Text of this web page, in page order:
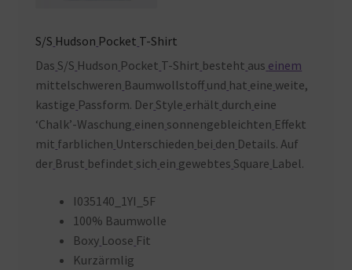
S/S Hudson Pocket T-Shirt
Das S/S Hudson Pocket T-Shirt besteht aus einem
mittelschweren Baumwollstoff und hat eine weite,
kastige Passform. Der Style erhält durch eine
‘Chalk’-Waschung einen sonnengebleichten Effekt
mit farblichen Unterschieden bei den Details. Auf
der Brust befindet sich ein gewebtes Square Label.
I035140_1YI_5F
100% Baumwolle
Boxy Loose Fit
Kurzärmlig